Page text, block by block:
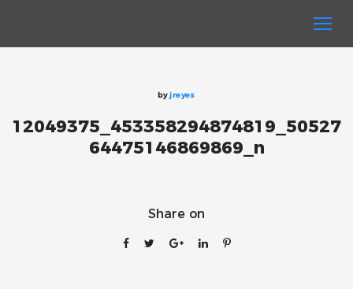
byjreyes
12049375_453358294874819_50527
64475146869869_n
Share on